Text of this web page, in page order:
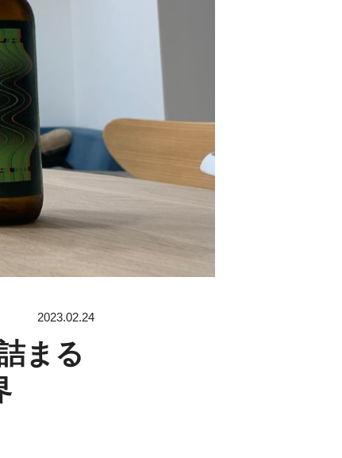
2023.02.24
まる